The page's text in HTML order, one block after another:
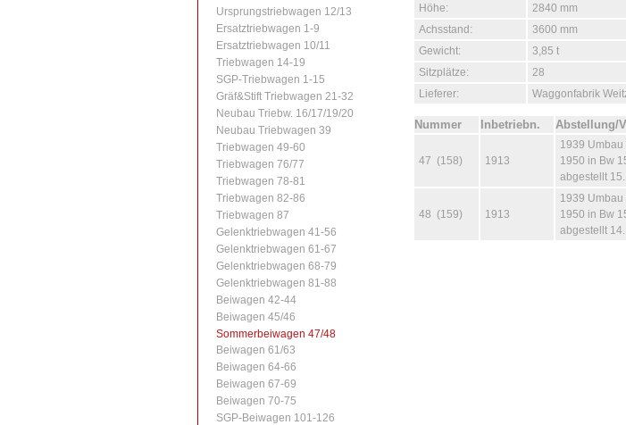
Ursprungstriebwagen 12/13
Ersatztriebwagen 1-9
Ersatztriebwagen 10/11
Triebwagen 14-19
SGP-Triebwagen 1-15
Gräf&Stift Triebwagen 21-32
Neubau Triebw. 16/17/19/20
Neubau Triebwagen 39
Triebwagen 49-60
Triebwagen 76/77
Triebwagen 78-81
Triebwagen 82-86
Triebwagen 87
Gelenktriebwagen 41-56
Gelenktriebwagen 61-67
Gelenktriebwagen 68-79
Gelenktriebwagen 81-88
Beiwagen 42-44
Beiwagen 45/46
Sommerbeiwagen 47/48
Beiwagen 61/63
Beiwagen 64-66
Beiwagen 67-69
Beiwagen 70-75
SGP-Beiwagen 101-126
Höhe:
2840 mm
Achsstand:
3600 mm
Gewicht:
3,85 t
Sitzplätze:
28
Lieferer:
Waggonfabrik
Nummer Inbetriebn. Abstellung/
47 (158) 1913
1939
1950 in Bw
abgestellt
48 (159) 1913
1939
1950 in Bw
abgestellt